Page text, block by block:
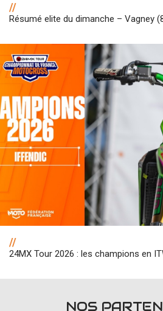
//
Résumé elite du dimanche – Vagney
//
24MX Tour 2026 : les champions en
NOS